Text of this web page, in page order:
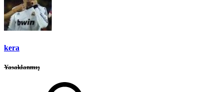
kera
Yasaklanmış